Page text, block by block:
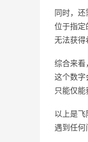
同时，
位于指定
无法获得
综合来看
这个数字
只能仅能
以上是
遇到任何